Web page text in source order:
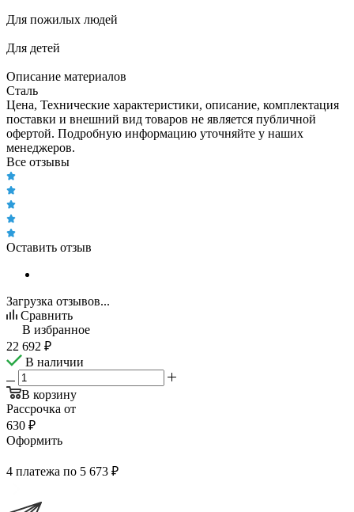
Для пожилых людей
Для детей
Описание материалов
Сталь
Цена, Технические характеристики, описание, комплектация
поставки и внешний вид товаров не является публичной
офертой. Подробную информацию уточняйте у наших
менеджеров.
Все отзывы
Оставить отзыв
Загрузка отзывов...
Сравнить
В избранное
22 692 ₽
В наличии
В корзину
Рассрочка от
630 ₽
Оформить
4 платежа по 5 673 ₽